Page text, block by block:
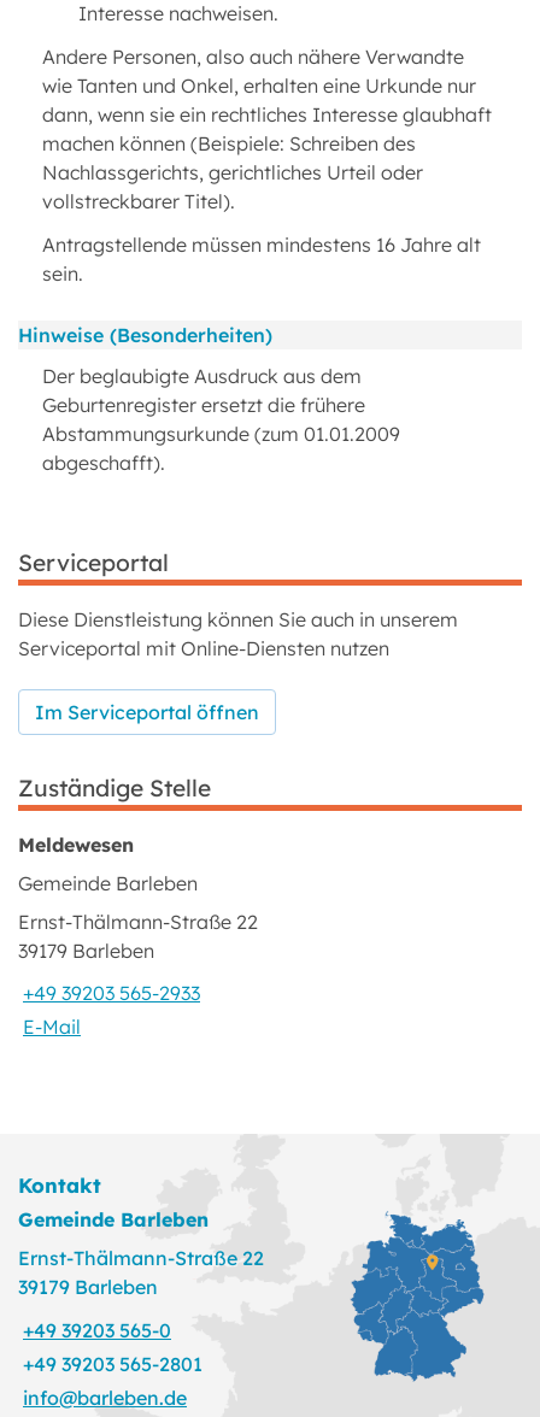
Interesse nachweisen.
Andere Personen, also auch nähere Verwandte
wie Tanten und Onkel, erhalten eine Urkunde nur
dann, wenn sie ein rechtliches Interesse glaubhaft
machen können (Beispiele: Schreiben des
Nachlassgerichts, gerichtliches Urteil oder
vollstreckbarer Titel).
Antragstellende müssen mindestens 16 Jahre alt
sein.
Hinweise (Besonderheiten)
Der beglaubigte Ausdruck aus dem
Geburtenregister ersetzt die frühere
Abstammungsurkunde (zum 01.01.2009
abgeschafft).
Serviceportal
Diese Dienstleistung können Sie auch in unserem
Serviceportal mit Online-Diensten nutzen
Im Serviceportal öffnen
Zuständige Stelle
Meldewesen
Gemeinde Barleben
Ernst-Thälmann-Straße 22
39179 Barleben
+49 39203 565-2933
E-Mail
Kontakt
Gemeinde Barleben
Ernst-Thälmann-Straße 22
39179 Barleben
+49 39203 565-0
+49 39203 565-2801
info@barleben.de